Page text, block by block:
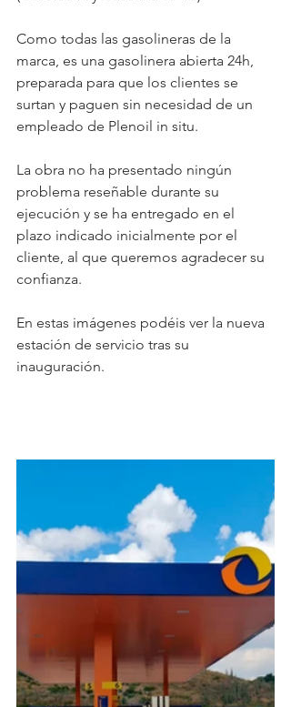
Como todas las gasolineras de la
marca, es una gasolinera abierta 24h,
preparada para que los clientes se
surtan y paguen sin necesidad de un
empleado de Plenoil in situ.
La obra no ha presentado ningún
problema reseñable durante su
ejecución y se ha entregado en el
plazo indicado inicialmente por el
cliente, al que queremos agradecer su
confianza.
En estas imágenes podéis ver la nueva
estación de servicio tras su
inauguración.